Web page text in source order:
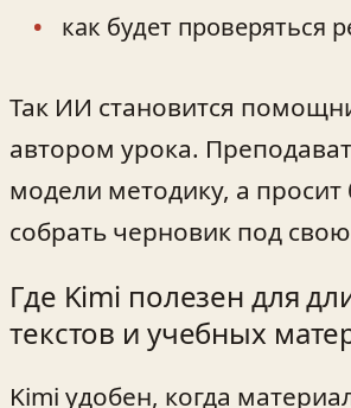
как будет проверяться
Так ИИ становится
автором урока.
модели методику, а просит
собрать черновик под
Где Kimi полезен для
текстов и учебных
Kimi удобен, когда